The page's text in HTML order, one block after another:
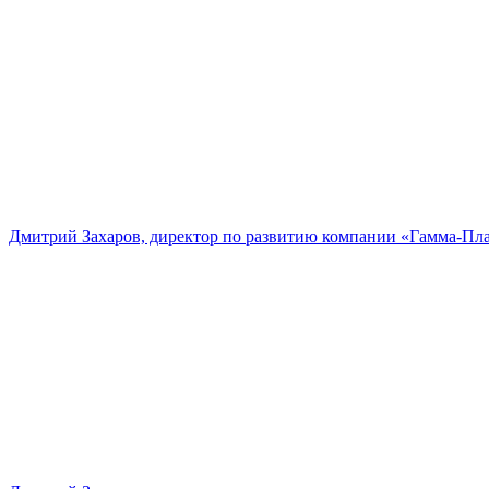
Дмитрий Захаров, директор по развитию компании «Гамма-